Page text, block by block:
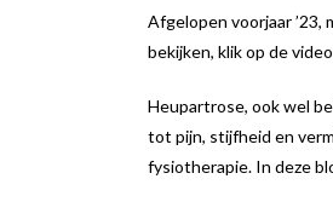
Afgelopen voorjaar
bekijken, klik op de
Heupartrose, ook wel
tot pijn, stijfheid en
fysiotherapie. In deze